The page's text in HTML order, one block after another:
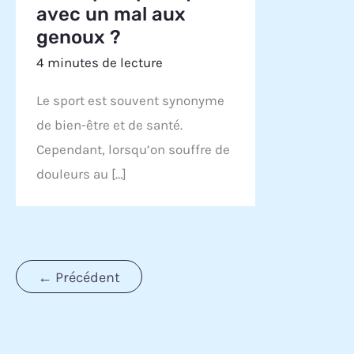
avec un mal aux
genoux ?
4 minutes de lecture
Le sport est souvent synonyme
de bien-être et de santé.
Cependant, lorsqu’on souffre de
douleurs au […]
← Précédent